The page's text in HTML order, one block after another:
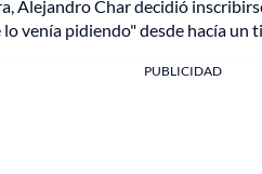
Alejandro Char decidió
venía pidiendo" desde hacía un
PUBLICIDAD